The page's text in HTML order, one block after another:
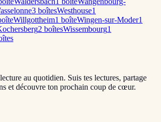
3 boîtesWesthouse1
Willgottheim1 boîteWingen-sur-Moder1
2 boîtesWissembourg1
s
au quotidien. Suis tes lectures, partage
et découvre ton prochain coup de cœur.